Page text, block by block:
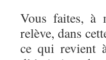
Vous faites, à
relève, dans
ce qui revient